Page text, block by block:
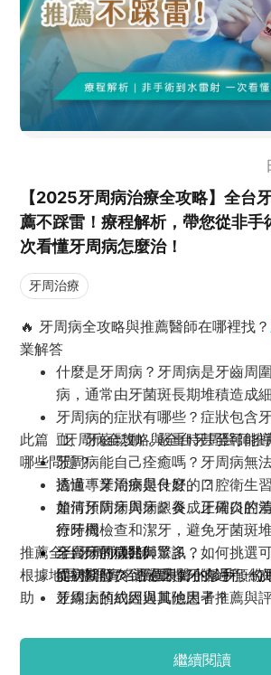
【2025牙周病治療全攻略】全台
薦不踩雷！療程解析，帶您從非手
次看懂牙周病怎麼治！
牙周治療
🔥 牙周病全攻略與推薦醫師在哪裡找？
業解答
什麼是牙周病？牙周病是牙齒周
病，通常由牙菌斑長期堆積造成
牙周病的症狀有哪些？症狀包含
血、牙齒鬆動，嚴重時甚至可能
牙周病能自己痊癒嗎？牙周病無
透過專業治療與良好的口腔衛生
如何預防牙周病？養成正確口腔
行牙周檢查和潔牙，避免牙菌斑堆
全台牙周病醫師眾多，如何挑選
周病醫師？ 透過牙醫小幫手預約
並線上預約經過其他患者推薦與
決牙周病問題。
此篇「牙周病全攻略與全台牙周醫師
哪些問題？
搞懂「牙周病是什麼」？
釐清牙周病與牙齦炎、牙周炎的
療時機
牙周病的徵兆與警訊？
從初期發炎到嚴重掉牙的過程一
牙周病的成因與風險因子？
牙周病的治療流程？
從洗牙、牙根整平到翻瓣手術、
推薦全台牙周病醫師
根據地區整理實名評價良好的診所，協
助
繼續閱讀